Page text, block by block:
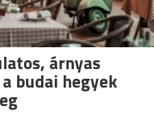
árnyas
budai hegyek